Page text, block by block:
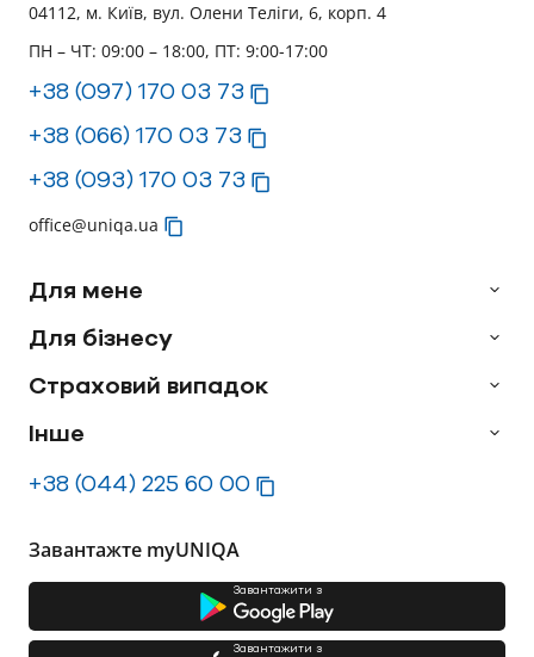
04112, м. Київ, вул. Олени Теліги, 6, корп. 4
ПН – ЧТ: 09:00 – 18:00, ПТ: 9:00-17:00
+38 (097) 170 03 73
+38 (066) 170 03 73
+38 (093) 170 03 73
office@uniqa.ua
Для мене
Для бізнесу
Страховий випадок
Інше
+38 (044) 225 60 00
Завантажте myUNIQA
Завантажити з
Завантажити з